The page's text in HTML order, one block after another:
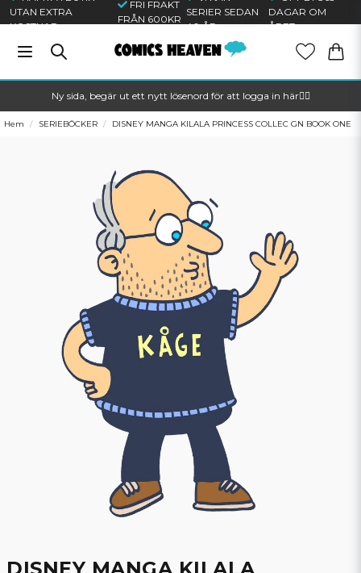
UTAN EXTRA
KOSTNAD
FRI FRAKT
FRÅN 600KR
SERIER SEDAN
40 ÅR
DAGAR OM
ÅRET
Ny sida, begär ut ett nytt lösenord för att logga in här🦸‍♂️
Hem SERIEBÖCKER DISNEY MANGA KILALA PRINCESS COLLEC GN BOOK ONE